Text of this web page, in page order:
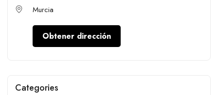
Murcia
Obtener dirección
Categories